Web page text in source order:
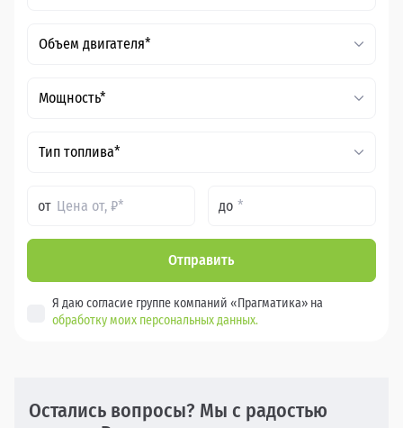
Объем двигателя*
Мощность*
Тип топлива*
от до
Отправить
Я даю согласие группе компаний «Прагматика» на
обработку моих персональных данных.
Остались вопросы? Мы с радостью